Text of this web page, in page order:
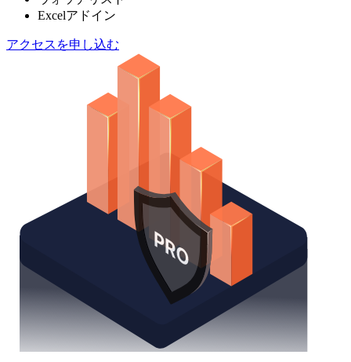
Excelアドイン
アクセスを申し込む